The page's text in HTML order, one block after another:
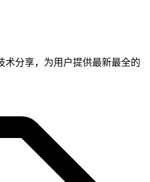
术分享，为用户提供最新最全的